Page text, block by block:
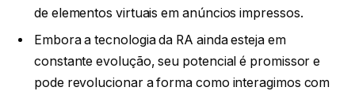
de elementos virtuais em anúncios impressos.
Embora a tecnologia da RA ainda esteja em
constante evolução, seu potencial é promissor e
pode revolucionar a forma como interagimos com